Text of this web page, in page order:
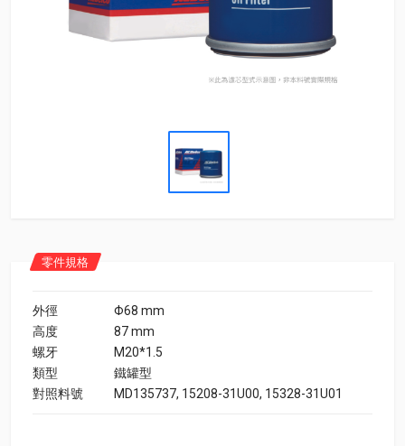
零件規格
外徑
Φ68 mm
高度
87 mm
螺牙
M20*1.5
類型
鐵罐型
對照料號
MD135737, 15208-31U00, 15328-31U01